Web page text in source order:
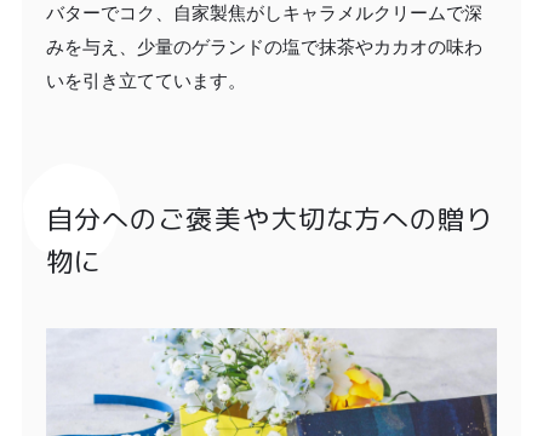
バターでコク、自家製焦がしキャラメルクリームで深
みを与え、少量のゲランドの塩で抹茶やカカオの味わ
いを引き立てています。
自分へのご褒美や大切な方への贈り
物に